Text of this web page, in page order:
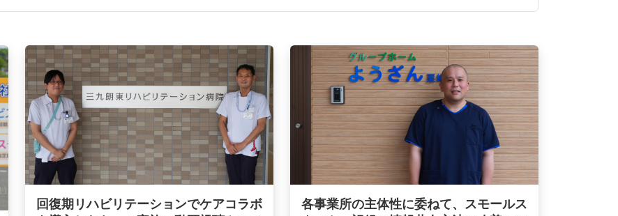
回復期リハビリテーションでケアコラボ
各事業所の主体性に委ねて、スモールス